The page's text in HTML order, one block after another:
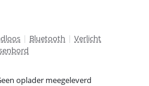
| Bluetooth | Verlicht
oplader meegeleverd